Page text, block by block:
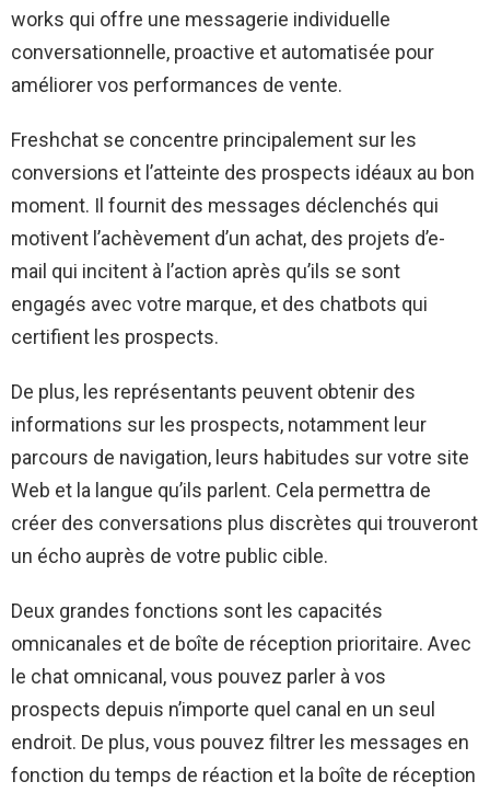
works qui offre une messagerie individuelle
conversationnelle, proactive et automatisée pour
améliorer vos performances de vente.
Freshchat se concentre principalement sur les
conversions et l’atteinte des prospects idéaux au bon
moment. Il fournit des messages déclenchés qui
motivent l’achèvement d’un achat, des projets d’e-
mail qui incitent à l’action après qu’ils se sont
engagés avec votre marque, et des chatbots qui
certifient les prospects.
De plus, les représentants peuvent obtenir des
informations sur les prospects, notamment leur
parcours de navigation, leurs habitudes sur votre site
Web et la langue qu’ils parlent. Cela permettra de
créer des conversations plus discrètes qui trouveront
un écho auprès de votre public cible.
Deux grandes fonctions sont les capacités
omnicanales et de boîte de réception prioritaire. Avec
le chat omnicanal, vous pouvez parler à vos
prospects depuis n’importe quel canal en un seul
endroit. De plus, vous pouvez filtrer les messages en
fonction du temps de réaction et la boîte de réception